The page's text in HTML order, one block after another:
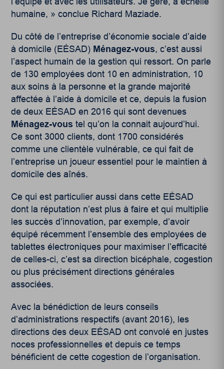
humaine, » conclue Richard Maziade.
Du côté de l’entreprise d’économie sociale d’aide
à domicile (EÉSAD) Ménagez-vous, c’est aussi
l’aspect humain de la gestion qui ressort. On parle
de 130 employées dont 10 en administration, 10
aux soins à la personne et la grande majorité
affectée à l’aide à domicile et ce, depuis la fusion
de deux EÉSAD en 2016 qui sont devenues
Ménagez-vous tel qu’on la connait aujourd’hui.
Ce sont 3000 clients, dont 1700 considérés
comme une clientèle vulnérable, ce qui fait de
l’entreprise un joueur essentiel pour le maintien à
domicile des aînés.
Ce qui est particulier aussi dans cette EÉSAD
dont la réputation n’est plus à faire et qui multiplie
les succès d’innovation, par exemple, d’avoir
équipé récemment l’ensemble des employées de
tablettes électroniques pour maximiser l’efficacité
de celles-ci, c’est sa direction bicéphale, cogestion
ou plus précisément directions générales
associées.
Avec la bénédiction de leurs conseils
d’administrations respectifs (avant 2016), les
directions des deux EÉSAD ont convolé en justes
noces professionnelles et depuis ce temps
bénéficient de cette cogestion de l’organisation.